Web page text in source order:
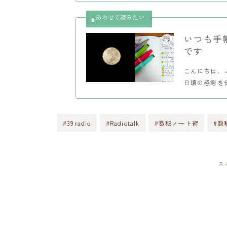
いつも手
です
こんにちは
日頃の感謝
#39radio #Radiotalk #数秘ノート術 #数
ス